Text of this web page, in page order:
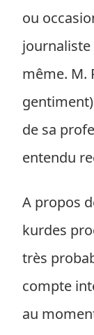
ou
journaliste
même. M.
de sa
entendu
A propos
kurdes
très
compte
au